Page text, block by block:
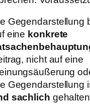
Gegendarstellung
eine konkrete
nicht auf eine
Gegendarstellung
sachlich